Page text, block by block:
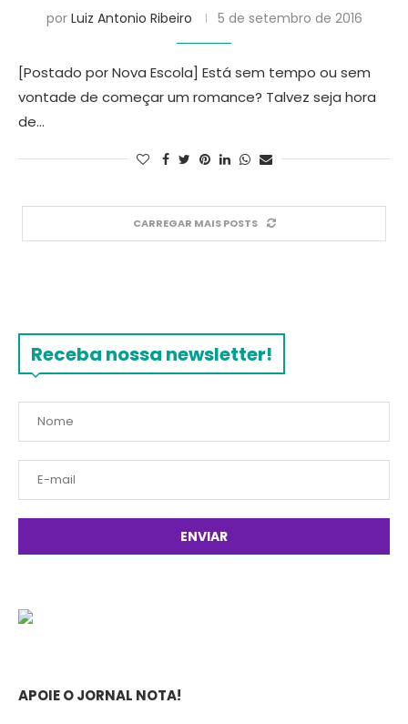
por Luiz Antonio Ribeiro 5 de setembro de 2016
[Postado por Nova Escola] Está sem tempo ou sem
vontade de começar um romance? Talvez seja hora
de…
CARREGAR MAIS POSTS
Receba nossa newsletter!
APOIE O JORNAL NOTA!